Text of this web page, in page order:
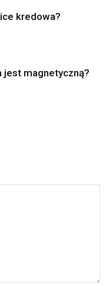
kredowa?
jest magnetyczną?